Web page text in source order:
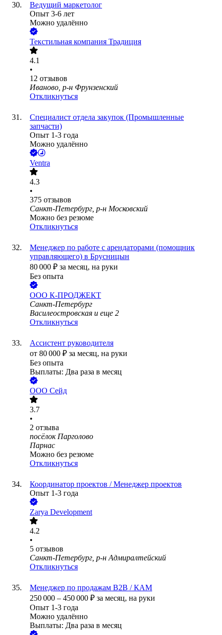
Ведущий маркетолог
Опыт 3-6 лет
Можно удалённо
Текстильная компания Традиция
4.1
•
12 отзывов
Иваново, р-н Фрунзенский
Откликнуться
Специалист отдела закупок (Промышленные
запчасти)
Опыт 1-3 года
Можно удалённо
Ventra
4.3
•
375 отзывов
Санкт-Петербург, р-н Московский
Можно без резюме
Откликнуться
Менеджер по работе с арендаторами (помощник
управляющего) в Брусницын
80 000 ₽ за месяц, на руки
Без опыта
ООО К-ПРОДЖЕКТ
Санкт-Петербург
Василеостровская и еще 2
Откликнуться
Ассистент руководителя
от 80 000 ₽ за месяц, на руки
Без опыта
Выплаты: Два раза в месяц
ООО Сейд
3.7
•
2 отзыва
посёлок Парголово
Парнас
Можно без резюме
Откликнуться
Координатор проектов / Менеджер проектов
Опыт 1-3 года
Zarya Development
4.2
•
5 отзывов
Санкт-Петербург, р-н Адмиралтейский
Откликнуться
Менеджер по продажам В2В / КАМ
250 000 – 450 000 ₽ за месяц, на руки
Опыт 1-3 года
Можно удалённо
Выплаты: Два раза в месяц